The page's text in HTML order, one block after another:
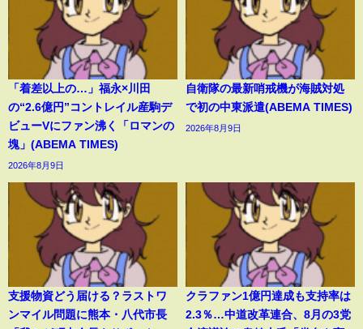
「着差以上の…」福永×川田
の“2.6億円”コントレイル産駒デ
ビューVにファン沸く「ロマンの
塊」(ABEMA TIMES)
2026年8月9日
自衛隊の最新哨戒機が海賊対処
で初の中東派遣(ABEMA TIMES)
2026年8月9日
支援物資どう届ける？ラストワ
ンマイル問題に熊本・八代市長
クラファン1億円達成も支持率は
2.3％…中道改革連合、8月の3党